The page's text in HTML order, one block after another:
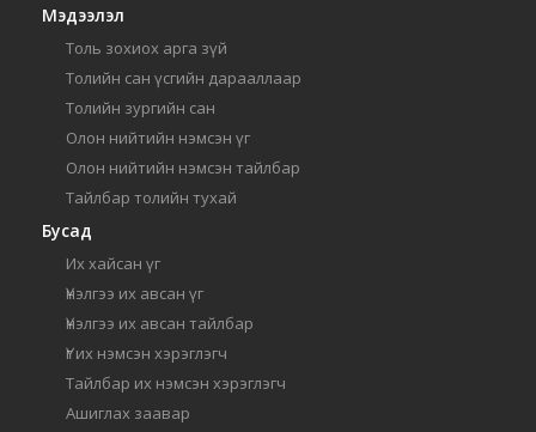
Мэдээлэл
Толь зохиох арга зүй
Толийн сан үсгийн дарааллаар
Толийн зургийн сан
Олон нийтийн нэмсэн үг
Олон нийтийн нэмсэн тайлбар
Тайлбар толийн тухай
Бусад
Их хайсан үг
Үнэлгээ их авсан үг
Үнэлгээ их авсан тайлбар
Үг их нэмсэн хэрэглэгч
Тайлбар их нэмсэн хэрэглэгч
Ашиглах заавар